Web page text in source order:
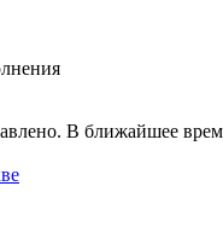
В ближайшее